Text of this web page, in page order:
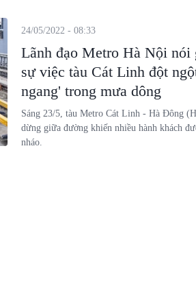
Lãnh đạo Metro Hà Nội nói
sự việc tàu Cát Linh đột
ngang' trong mưa dông
24/05/2022 - 08:33
Sáng 23/5, tàu Metro Cát Linh - Hà Đông
dừng giữa đường khiến nhiều hành khách
nháo.